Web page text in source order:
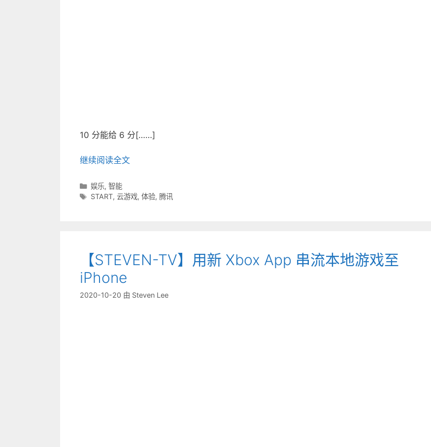
10 分能给 6 分[……]
继续阅读全文
分
类
娱乐, 智能
标
START, 云游戏, 体验, 腾讯
【STEVEN-TV】用新 Xbox App 串流本地游戏至
iPhone
2020-10-20 由 Steven Lee